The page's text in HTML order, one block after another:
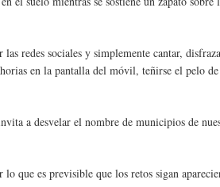
redes sociales y simplemente cantar,
en la pantalla del móvil, teñirse el pelo
a desvelar el nombre de municipios de
que es previsible que los retos sigan